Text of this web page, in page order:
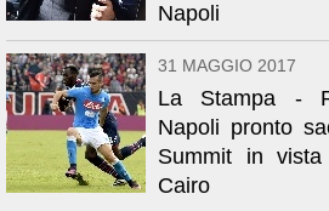
Napoli
31 MAGGIO 2017
La Stampa -
Napoli pronto
Summit in
Cairo